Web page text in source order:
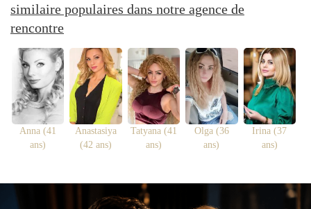
similaire populaires dans notre agence de
rencontre
Anna (41
ans)
Anastasiya
(42 ans)
Tatyana (41
ans)
Olga (36
ans)
Irina (37
ans)